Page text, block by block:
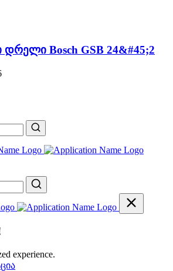
Bosch GSB 24&#45;2
experience.